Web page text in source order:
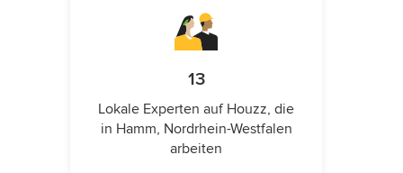
13
Lokale Experten auf Houzz, die
in Hamm, Nordrhein-Westfalen
arbeiten